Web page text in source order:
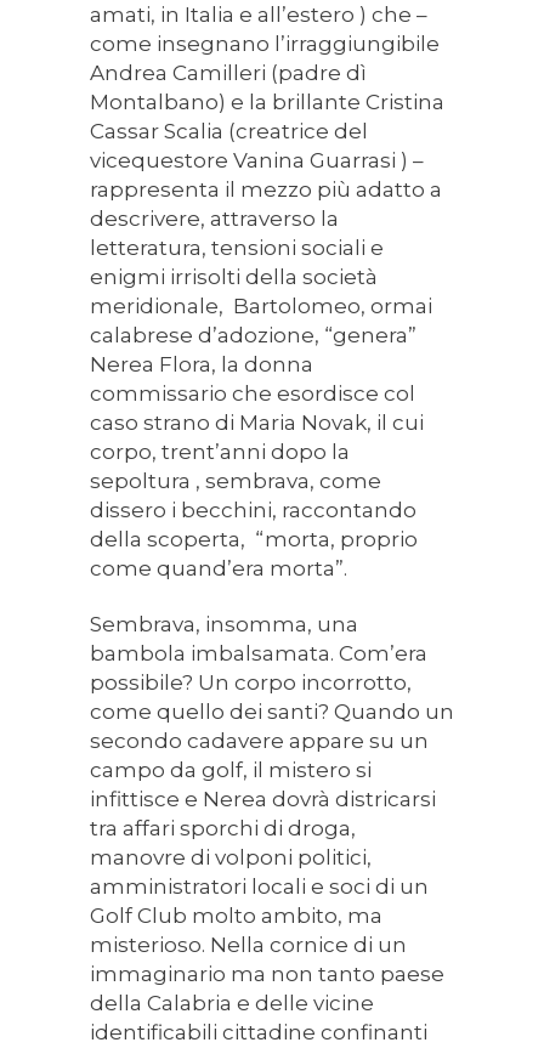
amati, in Italia e all’estero ) che –
come insegnano l’irraggiungibile
Andrea Camilleri (padre dì
Montalbano) e la brillante Cristina
Cassar Scalia (creatrice del
vicequestore Vanina Guarrasi ) –
rappresenta il mezzo più adatto a
descrivere, attraverso la
letteratura, tensioni sociali e
enigmi irrisolti della società
meridionale, Bartolomeo, ormai
calabrese d’adozione, “genera”
Nerea Flora, la donna
commissario che esordisce col
caso strano di Maria Novak, il cui
corpo, trent’anni dopo la
sepoltura , sembrava, come
dissero i becchini, raccontando
della scoperta, “morta, proprio
come quand’era morta”.
Sembrava, insomma, una
bambola imbalsamata. Com’era
possibile? Un corpo incorrotto,
come quello dei santi? Quando un
secondo cadavere appare su un
campo da golf, il mistero si
infittisce e Nerea dovrà districarsi
tra affari sporchi di droga,
manovre di volponi politici,
amministratori locali e soci di un
Golf Club molto ambito, ma
misterioso. Nella cornice di un
immaginario ma non tanto paese
della Calabria e delle vicine
identificabili cittadine confinanti